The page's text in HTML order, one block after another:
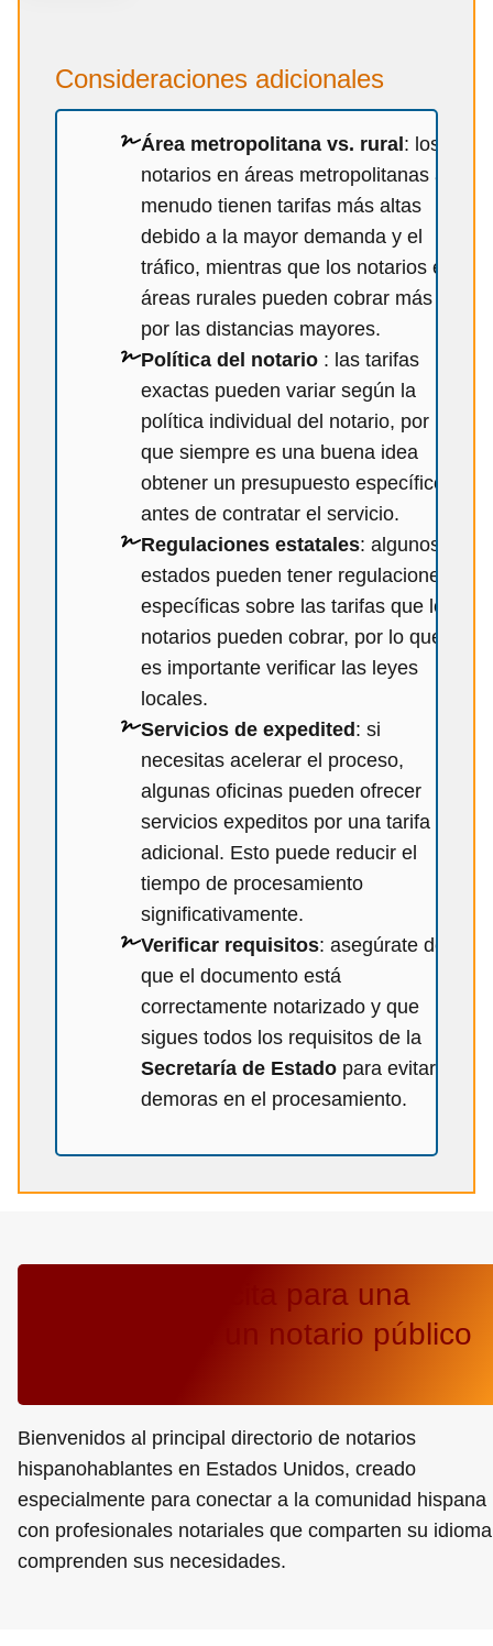
Consideraciones adicionales
Área metropolitana vs. rural : los
notarios en áreas metropolitanas a
menudo tienen tarifas más altas
debido a la mayor demanda y el
tráfico, mientras que los notarios en
áreas rurales pueden cobrar más
por las distancias mayores.
Política del notario : las tarifas
exactas pueden variar según la
política individual del notario, por lo
que siempre es una buena idea
obtener un presupuesto específico
antes de contratar el servicio.
Regulaciones estatales: algunos
estados pueden tener regulaciones
específicas sobre las tarifas que los
notarios pueden cobrar, por lo que
es importante verificar las leyes
locales.
Servicios de expedited : si
necesitas acelerar el proceso,
algunas oficinas pueden ofrecer
servicios expeditos por una tarifa
adicional. Esto puede reducir el
tiempo de procesamiento
significativamente.
Verificar requisitos: asegúrate de
que el documento está
correctamente notarizado y que
sigues todos los requisitos de la
Secretaría de Estado para evitar
demoras en el procesamiento.
Pide tarifas y cita para una
consulta con un notario público
Bienvenidos al principal directorio de notarios
hispanohablantes en Estados Unidos, creado
especialmente para conectar a la comunidad hispana
con profesionales notariales que comparten su
comprenden sus necesidades.